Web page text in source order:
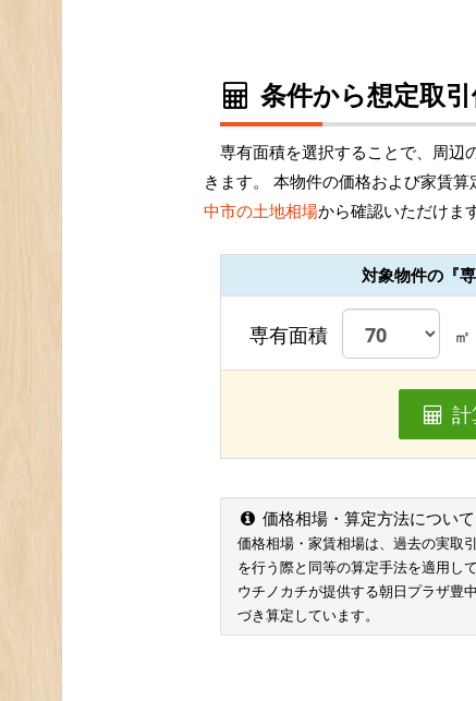
条件から想定取
専有面積を選択することで、周辺
きます。 本物件の価格および家賃算
中市の土地相場から確認いただけます
対象物件の『
専有面積 ㎡
計
価格相場・算定方法について
価格相場・家賃相場は、過去の実取
を行う際と同等の算定手法を適用して
ウチノカチが提供する朝日プラザ豊
づき算定しています。